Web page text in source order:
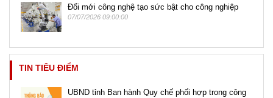
Đổi mới công nghệ tạo sức bật cho công nghiệp
07/07/2026 09:00:00
TIN TIÊU ĐIỂM
UBND tỉnh Ban hành Quy chế phối hợp trong công